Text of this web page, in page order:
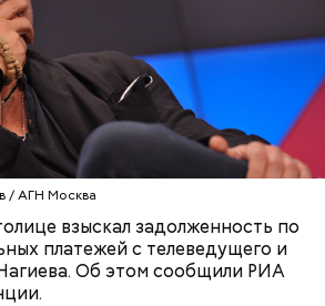
/ АГН Москва
взыскал задолженность по
платежей с телеведущего и
Об этом сообщили РИА
семи лет лишения свободы.
СК по Московской области